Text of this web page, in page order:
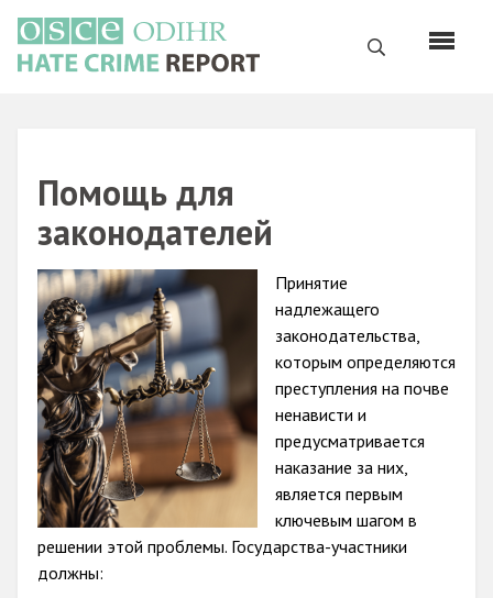
основному
содержанию
Поиск
Main
navigation
Главная
О нас
Наш мандат
Наша методология
Карта сайта
Часто задаваемые вопросы
Данные о преступлениях на почве ненависти
Racist and xenophobic hate crime
Помощь для
законодателей
Image
Принятие
надлежащего
законодательства,
которым определяются
преступления на почве
ненависти и
предусматривается
наказание за них,
является первым
ключевым шагом в
решении этой проблемы. Государства-участники
должны: